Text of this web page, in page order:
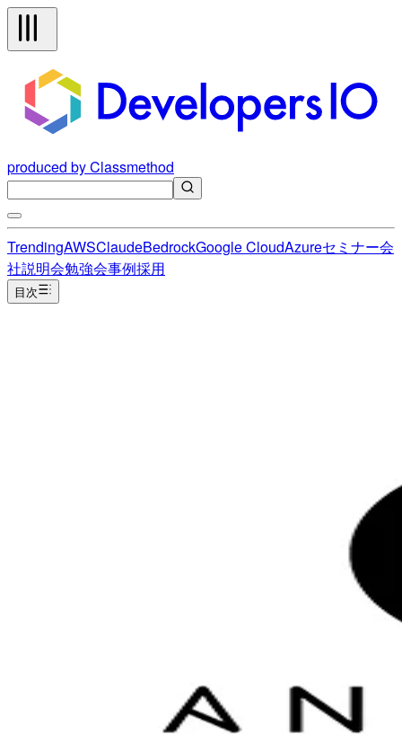
produced by Classmethod
TrendingAWSClaudeBedrockGoogle CloudAzureセミナー会
社説明会勉強会事例採用
目次